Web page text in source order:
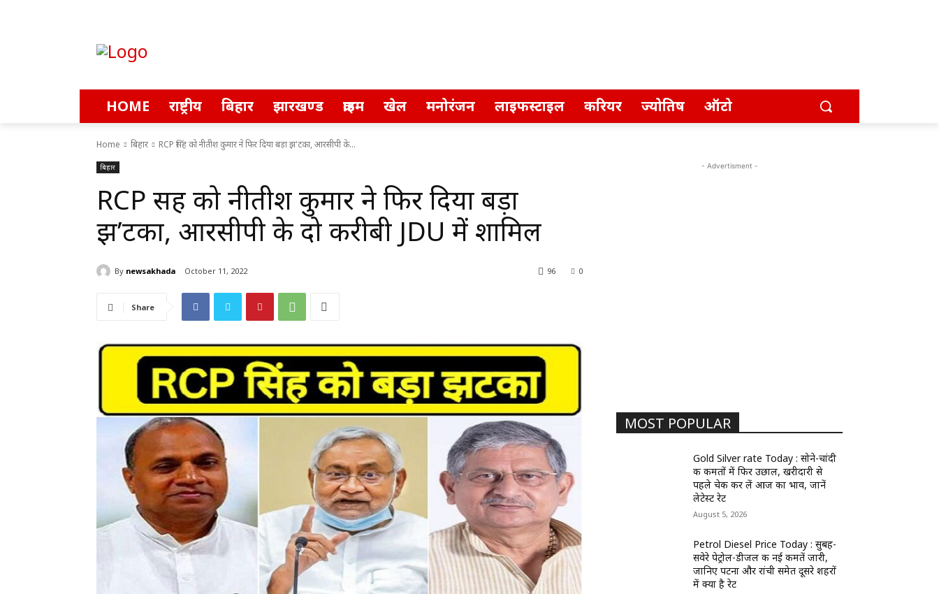
HOME राष्ट्रीय बिहार झारखण्ड क्राइम खेल मनोरंजन लाइफस्टाइल करियर ज्योतिष ऑटो
Home बिहार RCP सिंह को नीतीश कुमार ने फिर दिया बड़ा झ'टका, आरसीपी के...
बिहार
RCP सिंह को नीतीश कुमार ने फिर दिया बड़ा
झ’टका, आरसीपी के दो करीबी JDU में शामिल
By newsakhada October 11, 2022 0
96
Share
- Advertisment -
MOST POPULAR
Gold Silver rate Today : सोने-चांदी
की कीमतों में फिर उछाल, खरीदारी से
पहले चेक कर लें आज का भाव, जानें
लेटेस्ट रेट
August 5, 2026
Petrol Diesel Price Today : सुबह-
सवेरे पेट्रोल-डीजल की नई कीमतें जारी,
जानिए पटना और रांची समेत दूसरे शहरों
में क्या है रेट